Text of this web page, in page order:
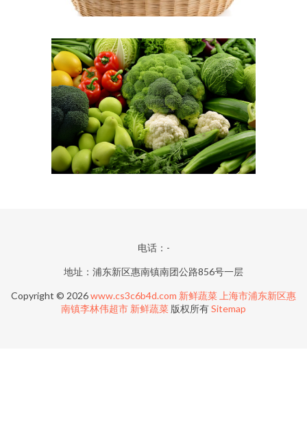
电话：-
地址：浦东新区惠南镇南团公路856号一层
Copyright © 2026www.cs3c6b4d.com 新鲜蔬菜 上海市浦东新区惠
南镇李林伟超市 新鲜蔬菜 版权所有Sitemap